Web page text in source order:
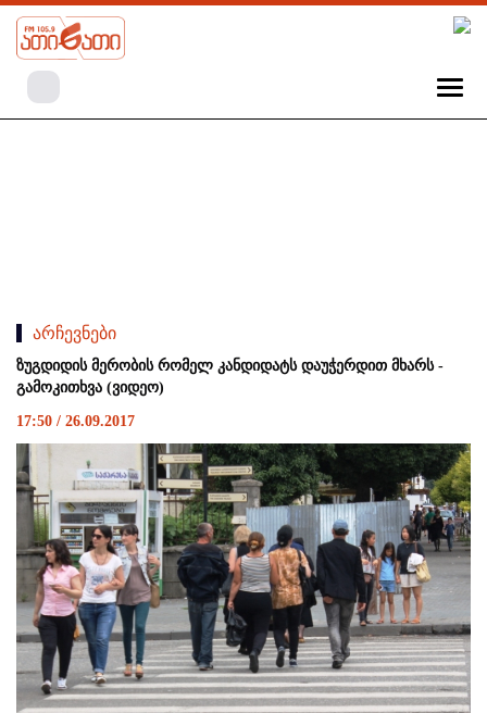
არჩევნები
ზუგდიდის მერობის რომელ კანდიდატს დაუჭერდით მხარს -
გამოკითხვა (ვიდეო)
17:50 / 26.09.2017